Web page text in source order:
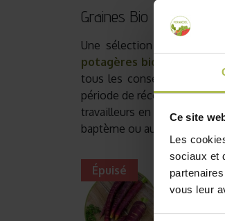
Ce site
Les
sociaux et
vous leur
Graines Bio
Une sélection de graines
potagères bio
tous les conseils
période de récolte,
travailleurs en situation de
baptème ou autre
Épuisé